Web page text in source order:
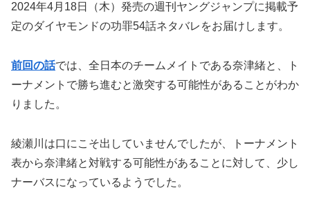
2024年4月18日（木）発売の週刊ヤングジャンプに掲載予
定のダイヤモンドの功罪54話ネタバレをお届けします。
前回の話では、全日本のチームメイトである奈津緒と、ト
ーナメントで勝ち進むと激突する可能性があることがわか
りました。
綾瀬川は口にこそ出していませんでしたが、トーナメント
表から奈津緒と対戦する可能性があることに対して、少し
ナーバスになっているようでした。